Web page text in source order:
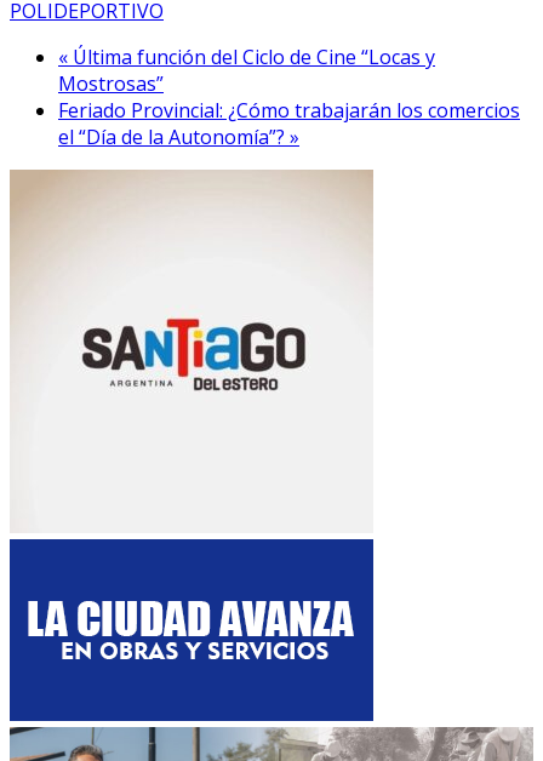
POLIDEPORTIVO
« Última función del Ciclo de Cine “Locas y
Mostrosas”
Feriado Provincial: ¿Cómo trabajarán los comercios
el “Día de la Autonomía”? »